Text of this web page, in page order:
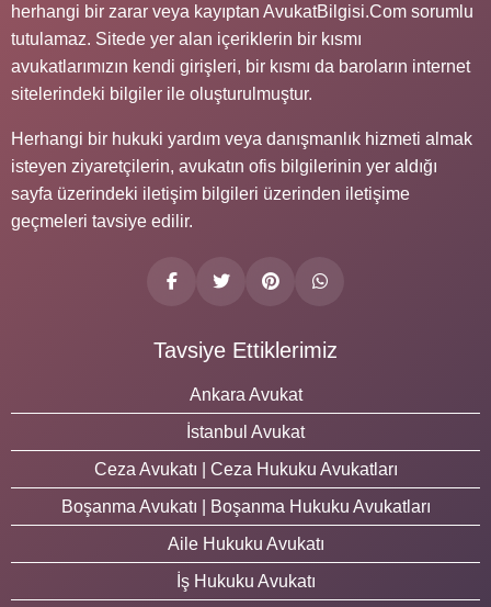
herhangi bir zarar veya kayıptan AvukatBilgisi.Com sorumlu
tutulamaz. Sitede yer alan içeriklerin bir kısmı
avukatlarımızın kendi girişleri, bir kısmı da baroların internet
sitelerindeki bilgiler ile oluşturulmuştur.
Herhangi bir hukuki yardım veya danışmanlık hizmeti almak
isteyen ziyaretçilerin, avukatın ofis bilgilerinin yer aldığı
sayfa üzerindeki iletişim bilgileri üzerinden iletişime
geçmeleri tavsiye edilir.
Tavsiye Ettiklerimiz
Ankara Avukat
İstanbul Avukat
Ceza Avukatı | Ceza Hukuku Avukatları
Boşanma Avukatı | Boşanma Hukuku Avukatları
Aile Hukuku Avukatı
İş Hukuku Avukatı